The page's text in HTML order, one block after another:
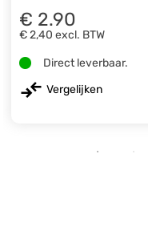
€ 2.90
€ 2,40 excl. BTW
Direct leverbaar.
Vergelijken